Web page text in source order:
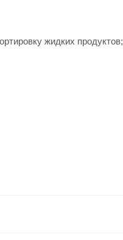
жидких продуктов;